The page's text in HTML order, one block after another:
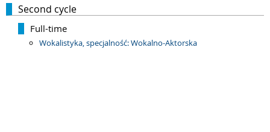
Second cycle
Full-time
Wokalistyka, specjalność: Wokalno-Aktorska